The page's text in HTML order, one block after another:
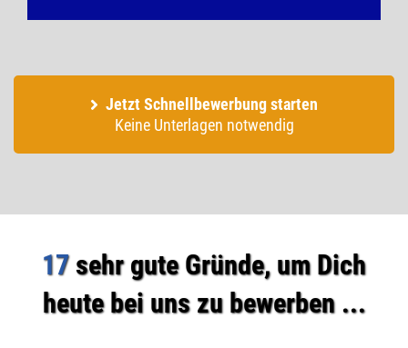
Jetzt Schnellbewerbung starten
Keine Unterlagen notwendig
17sehr gute Gründe, um Dich
heute bei uns zu bewerben ...